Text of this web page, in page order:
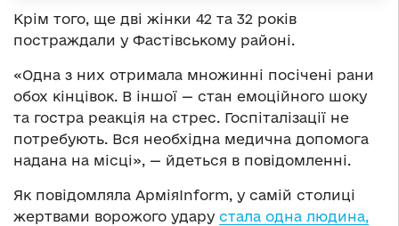
Крім того, ще дві жінки 42 та 32 років
постраждали у Фастівському районі.
«Одна з них отримала множинні посічені рани
обох кінцівок. В іншої — стан емоційного шоку
та гостра реакція на стрес. Госпіталізації не
потребують. Вся необхідна медична допомога
надана на місці», — йдеться в повідомленні.
Як повідомляла АрміяInform, у самій столиці
жертвами ворожого удару стала одна людина,